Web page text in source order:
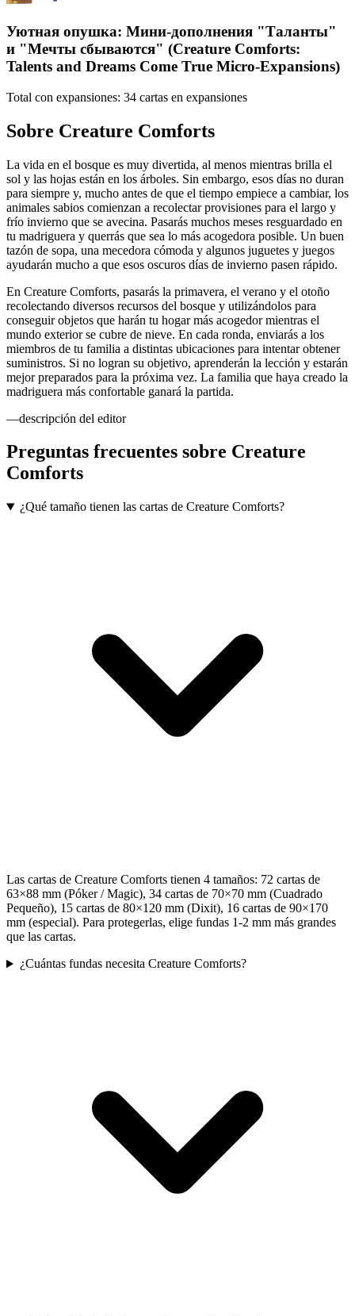
Уютная опушка: Мини-дополнения "Таланты"
и "Мечты сбываются" (Creature Comforts:
Talents and Dreams Come True Micro-Expansions)
Total con expansiones: 34 cartas en expansiones
Sobre Creature Comforts
La vida en el bosque es muy divertida, al menos mientras brilla el
sol y las hojas están en los árboles. Sin embargo, esos días no duran
para siempre y, mucho antes de que el tiempo empiece a cambiar, los
animales sabios comienzan a recolectar provisiones para el largo y
frío invierno que se avecina. Pasarás muchos meses resguardado en
tu madriguera y querrás que sea lo más acogedora posible. Un buen
tazón de sopa, una mecedora cómoda y algunos juguetes y juegos
ayudarán mucho a que esos oscuros días de invierno pasen rápido.
En Creature Comforts, pasarás la primavera, el verano y el otoño
recolectando diversos recursos del bosque y utilizándolos para
conseguir objetos que harán tu hogar más acogedor mientras el
mundo exterior se cubre de nieve. En cada ronda, enviarás a los
miembros de tu familia a distintas ubicaciones para intentar obtener
suministros. Si no logran su objetivo, aprenderán la lección y estarán
mejor preparados para la próxima vez. La familia que haya creado la
madriguera más confortable ganará la partida.
—descripción del editor
Preguntas frecuentes sobre Creature
Comforts
¿Qué tamaño tienen las cartas de Creature Comforts?
Las cartas de Creature Comforts tienen 4 tamaños: 72 cartas de
63×88 mm (Póker / Magic), 34 cartas de 70×70 mm (Cuadrado
Pequeño), 15 cartas de 80×120 mm (Dixit), 16 cartas de 90×170
mm (especial). Para protegerlas, elige fundas 1-2 mm más grandes
que las cartas.
¿Cuántas fundas necesita Creature Comforts?